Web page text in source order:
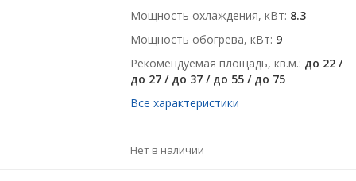
Мощность охлаждения, кВт 8.3
Мощность обогрева, кВт 9
Рекомендуемая площадь, кв.м. до 22 /
до 27 / до 37 / до 55 / до 75
Все характеристики
Нет в наличии